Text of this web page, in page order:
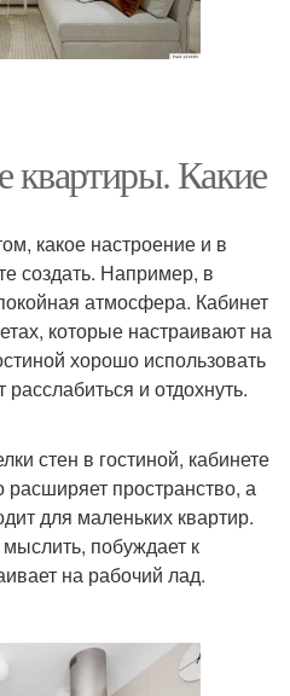
квартиры. Какие
какое настроение и в
создать. Например, в
атмосфера. Кабинет
которые настраивают на
хорошо использовать
и отдохнуть.
стен в гостиной, кабинете
пространство, а
для маленьких квартир.
побуждает к
на рабочий лад.